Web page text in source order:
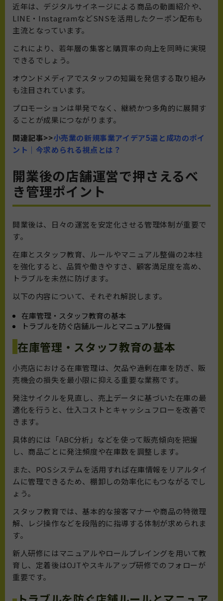
近年は、デジタルサイネージによる商品の動画紹介や、
LINE・InstagramなどSNSを活用したクーポン配布も
主流となっています。
これにより、若年層の集客と購買率の向上を同時に実現
できるでしょう。
オウンドメディアでスタッフの知識を発信する取り組み
も注目されています。
プロモーションは単発でなく、継続かつ多角的に展開す
ることが成果につながります。
関連記事>>小売業の新規事業アイデア5選と成功のポイ
ント｜今求められる視点とは？
開業後の店舗運営で押さえるべ
き管理ポイント
開業後は、日々の運営を安定化させる管理体制が重要で
す。
在庫とスタッフ教育、ルールやマニュアル整備の2本柱
を強化すると、品質や働きやすさ、顧客満足度を高め、
トラブルを未然に防げます。
以下の内容について、それぞれ解説します。
在庫管理・スタッフ教育の基本
トラブルを防ぐ店舗ルールとマニュアル整備
在庫管理・スタッフ教育の基本
小売店における在庫管理は、欠品や過剰在庫を防ぎ、販
売機会の損失を最小限に抑える重要な業務です。
発注サイクルを見直し、売上データに基づいた在庫の最
適化を行うと、仕入コストとキャッシュフローを改善で
きます。
具体的には「ABC分析」などを使って販売傾向を把握
し、商品ごとに発注頻度や在庫数を調整します。
また、POSシステムを活用すれば在庫情報をリアルタイ
ムに管理できるため、棚卸しの効率化にもつながるでし
ょう。
スタッフ教育では、基本的な接客マナーや商品の特徴理
解、レジ操作などを段階的に指導する体制が求められま
す。
新人研修にはマニュアルやロールプレイングを用いて教
育し、定着後はOJTやスキルアップ研修でのフォローが
重要です。